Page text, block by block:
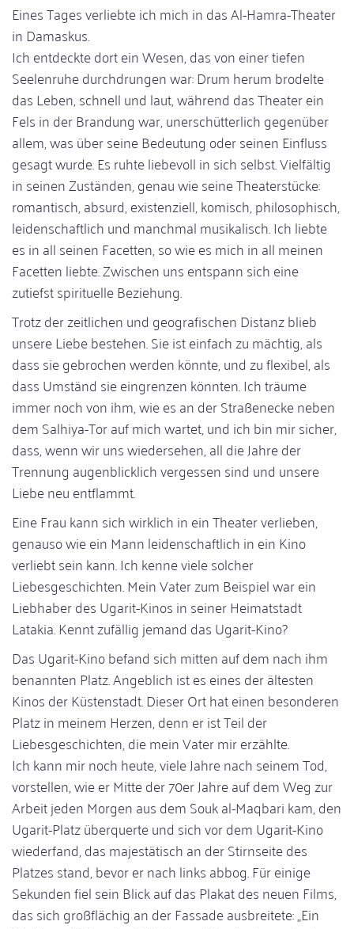
Eines Tages verliebte ich mich in das Al-Hamra-Theater
in Damaskus.
Ich entdeckte dort ein Wesen, das von einer tiefen
Seelenruhe durchdrungen war: Drum herum brodelte
das Leben, schnell und laut, während das Theater ein
Fels in der Brandung war, unerschütterlich gegenüber
allem, was über seine Bedeutung oder seinen Einfluss
gesagt wurde. Es ruhte liebevoll in sich selbst. Vielfältig
in seinen Zuständen, genau wie seine Theaterstücke:
romantisch, absurd, existenziell, komisch, philosophisch,
leidenschaftlich und manchmal musikalisch. Ich liebte
es in all seinen Facetten, so wie es mich in all meinen
Facetten liebte. Zwischen uns entspann sich eine
zutiefst spirituelle Beziehung.
Trotz der zeitlichen und geografischen Distanz blieb
unsere Liebe bestehen. Sie ist einfach zu mächtig, als
dass sie gebrochen werden könnte, und zu flexibel, als
dass Umständ sie eingrenzen könnten. Ich träume
immer noch von ihm, wie es an der Straßenecke neben
dem Salhiya-Tor auf mich wartet, und ich bin mir sicher,
dass, wenn wir uns wiedersehen, all die Jahre der
Trennung augenblicklich vergessen sind und unsere
Liebe neu entflammt.
Eine Frau kann sich wirklich in ein Theater verlieben,
genauso wie ein Mann leidenschaftlich in ein Kino
verliebt sein kann. Ich kenne viele solcher
Liebesgeschichten. Mein Vater zum Beispiel war ein
Liebhaber des Ugarit-Kinos in seiner Heimatstadt
Latakia. Kennt zufällig jemand das Ugarit-Kino?
Das Ugarit-Kino befand sich mitten auf dem nach ihm
benannten Platz. Angeblich ist es eines der ältesten
Kinos der Küstenstadt. Dieser Ort hat einen besonderen
Platz in meinem Herzen, denn er ist Teil der
Liebesgeschichten, die mein Vater mir erzählte.
Ich kann mir noch heute, viele Jahre nach seinem Tod,
vorstellen, wie er Mitte der 70er Jahre auf dem Weg zur
Arbeit jeden Morgen aus dem Souk al-Maqbari kam, den
Ugarit-Platz überquerte und sich vor dem Ugarit-Kino
wiederfand, das majestätisch an der Stirnseite des
Platzes stand, bevor er nach links abbog. Für einige
Sekunden fiel sein Blick auf das Plakat des neuen Films,
das sich großflächig an der Fassade ausbreitete: „Ein